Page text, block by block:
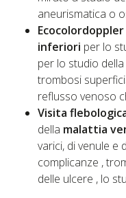
aneurismatica o
inferiori per lo
per lo studio
trombosi
reflusso venoso
Visita
della malattia
varici, di venule e
complicanze ,
delle ulcere , lo